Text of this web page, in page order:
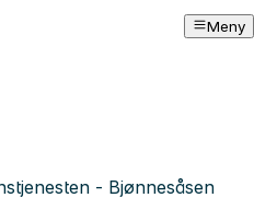
Meny
- Bjønnesåsen